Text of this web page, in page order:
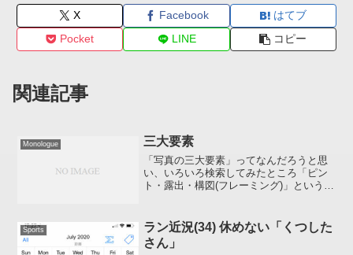
X Facebook
はてブ
Pocket
LINE コピー
関連記事
Monologue 三大要素
「写真の三大要素」ってなんだろうと思
い、いろいろ検索してみたところ「ピン
ト・露出・構図(フレーミング)」というの
大要素を知っていても写真は撮れないっ
すからね(逃げ口...
Sports
ラン近況(34) 休めない「くつした
さん」